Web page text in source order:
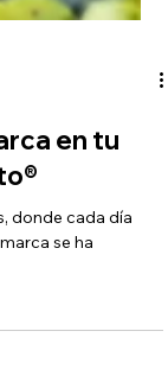
en tu
cada día
se ha